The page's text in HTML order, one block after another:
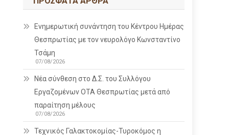
Ενημερωτική συνάντηση του Κέντρου Ημέρας
Θεσπρωτίας με τον νευρολόγο Κωνσταντίνο
Τσάμη
07/08/2026
Νέα σύνθεση στο Δ.Σ. του Συλλόγου
Εργαζομένων ΟΤΑ Θεσπρωτίας μετά από
παραίτηση μέλους
07/08/2026
Τεχνικός Γαλακτοκομίας-Τυροκόμος η